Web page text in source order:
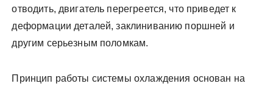
отводить, двигатель перегреется, что приведет к
деформации деталей, заклиниванию поршней и
другим серьезным поломкам.
Принцип работы системы охлаждения основан на